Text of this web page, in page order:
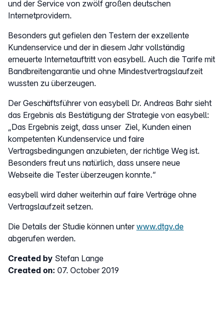
und der Service von zwölf großen deutschen
Internetprovidern.
Besonders gut gefielen den Testern der exzellente
Kundenservice und der in diesem Jahr vollständig
erneuerte Internetauftritt von easybell. Auch die Tarife mit
Bandbreitengarantie und ohne Mindestvertragslaufzeit
wussten zu überzeugen.
Der Geschäftsführer von easybell Dr. Andreas Bahr sieht
das Ergebnis als Bestätigung der Strategie von easybell:
„Das Ergebnis zeigt, dass unser Ziel, Kunden einen
kompetenten Kundenservice und faire
Vertragsbedingungen anzubieten, der richtige Weg ist.
Besonders freut uns natürlich, dass unsere neue
Webseite die Tester überzeugen konnte.“
easybell wird daher weiterhin auf faire Verträge ohne
Vertragslaufzeit setzen.
Die Details der Studie können unter www.dtgv.de
abgerufen werden.
Created by Stefan Lange
Created on: 07. October 2019